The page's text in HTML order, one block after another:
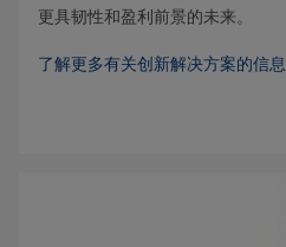
更具韧性和盈利前景的未来。
了解更多有关创新解决方案的信息